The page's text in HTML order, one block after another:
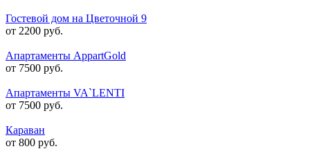
Гостевой дом на Цветочной 9
от 2200 руб.
Апартаменты AppartGold
от 7500 руб.
Апартаменты VA`LENTI
от 7500 руб.
Караван
от 800 руб.